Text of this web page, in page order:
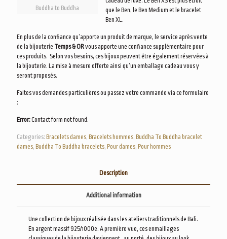
Buddha to Buddha
que le Ben, le Ben Medium et le bracelet
Ben XL.
En plus de la confiance qu’apporte un produit de marque, le service après vente
de la bijouterie Temps & ORvous apporte une confiance supplémentaire pour
ces produits. Selon vos besoins, ces bijoux peuvent être également réservées à
la bijouterie. La mise à mesure offerte ainsi qu’un emballage cadeau vous y
seront proposés.
Faites vos demandes particulières ou passez votre commande via ce formulaire
:
Error:Contact form not found.
Categories: Bracelets dames, Bracelets hommes, Buddha To Buddha bracelet
dames, Buddha To Buddha bracelets, Pour dames, Pour hommes
Description
Additional information
Une collection de bijoux réalisée dans les ateliers traditionnels de Bali.
En argent massif 925/1000e. A première vue, ces enmaillages